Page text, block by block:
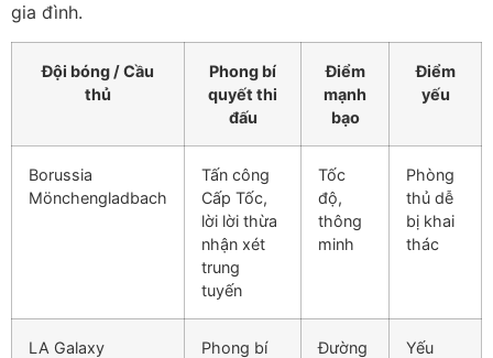
gia đình.
Đội bóng / Cầu
thủ
Phong bí
quyết thi
đấu
Điểm
mạnh
bạo
Điểm
yếu
Borussia
Mönchengladbach
Tấn công
Cấp Tốc,
lời lời thừa
nhận xét
trung
tuyến
Tốc
độ,
thông
minh
Phòng
thủ dễ
bị khai
thác
LA Galaxy
Phong bí
Đường
Yếu